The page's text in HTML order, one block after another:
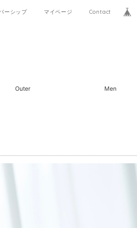
ーシップ マイページ Contact
Outer Men